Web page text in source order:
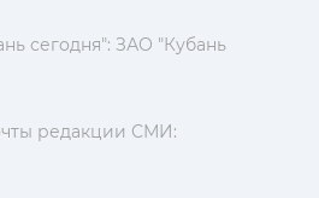
сегодня": ЗАО "Кубань
редакции СМИ: